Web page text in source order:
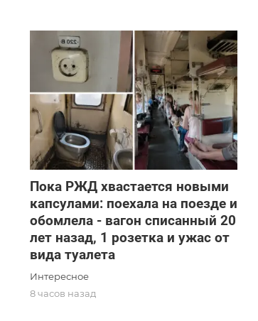
Пока РЖД хвастается новыми
капсулами: поехала на поезде и
обомлела - вагон списанный 20
лет назад, 1 розетка и ужас от
вида туалета
Интересное
8 часов назад